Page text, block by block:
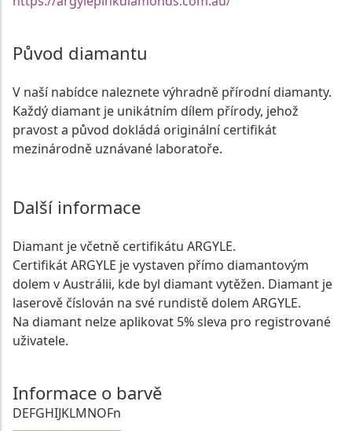
Původ diamantu
V naší nabídce naleznete výhradně přírodní diamanty.
Každý diamant je unikátním dílem přírody, jehož
pravost a původ dokládá originální certifikát
mezinárodně uznávané laboratoře.
Další informace
Diamant je včetně certifikátu ARGYLE.
Certifikát ARGYLE je vystaven přímo diamantovým
dolem v Austrálii, kde byl diamant vytěžen. Diamant je
laserově číslován na své rundistě dolem ARGYLE.
Na diamant nelze aplikovat 5% sleva pro registrované
uživatele.
Informace o barvě
DEFGHIJKLMNOFn